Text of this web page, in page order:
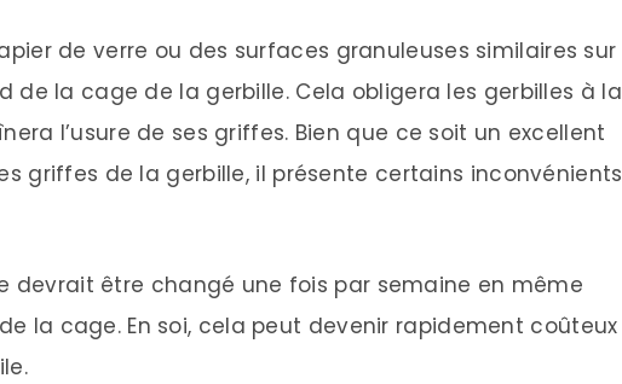
de verre ou des surfaces granuleuses similaires sur
de la cage de la gerbille. Cela obligera les gerbilles à la
l’usure de ses griffes. Bien que ce soit un excellent
griffes de la gerbille, il présente certains inconvénients
devrait être changé une fois par semaine en même
la cage. En soi, cela peut devenir rapidement coûteux